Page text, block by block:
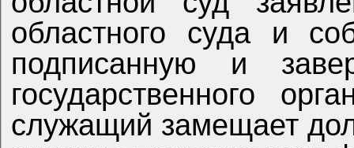
областного суда и
подписанную и
государственного органа, в котором
служащий замещает